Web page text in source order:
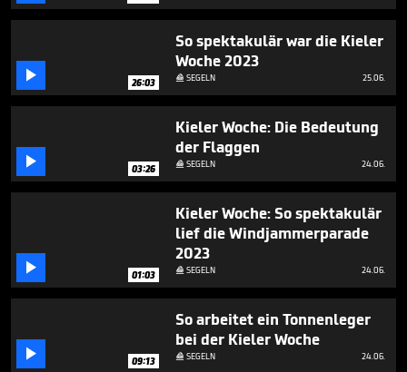
minute,
54
 26:03
So spektakulär war die Kieler
Woche 2023
 SEGELN 25.06.
 03:26
Kieler Woche: Die Bedeutung
der Flaggen
 SEGELN 24.06.
 01:03
Kieler Woche: So spektakulär
lief die Windjammerparade
2023
 SEGELN 24.06.
 09:13
So arbeitet ein Tonnenleger
bei der Kieler Woche
 SEGELN 24.06.